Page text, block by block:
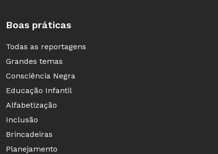
vendo-a como sinal de progresso rumo à
econômica da colônia pela metrópole, e a
Escola de Annales investiga o papel dos
costumes de escravos, índios e portugueses na
formação da identidade nacional.
Boas práticas
Todas as reportagens
Grandes temas
Consciência Negra
Educação Infantil
Alfabetização
Inclusão
Brincadeiras
Planejamento